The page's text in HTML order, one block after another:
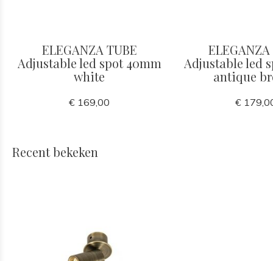
ELEGANZA TUBE
Adjustable led spot 40mm
white
€ 169,00
Adjustable led
antique
€
Recent bekeken